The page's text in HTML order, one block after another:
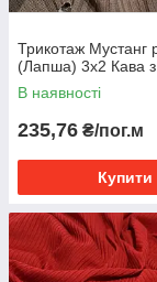
Трикотаж Мустанг
(Лапша) 3х2 Кава
В наявності
235,76 ₴/пог.м
Купити